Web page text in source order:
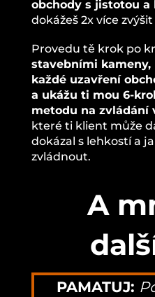
obchody s jistotou a
dokážeš 2x více
Provedu tě krok po
stavebními
každé uzavření
a ukážu ti mou 6-
metodu na zvládání
které ti klient může
dokázal s lehkostí a
zvládnout.
A
PAMATUJ: